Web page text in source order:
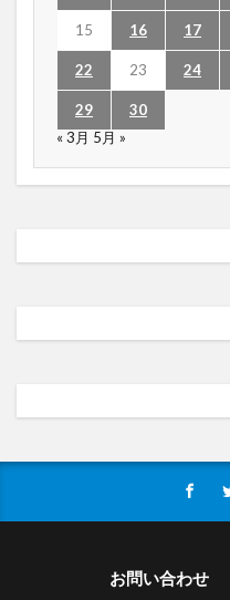
15 16 17
22 23 24
29
30
« 3月 5月 »
お問い合わせ